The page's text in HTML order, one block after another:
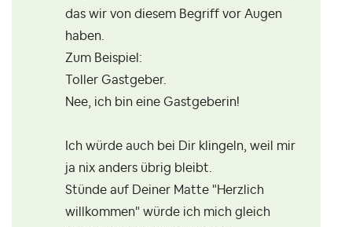
das wir von diesem Begriff vor Augen
haben.
Zum Beispiel:
Toller Gastgeber.
Nee, ich bin eine Gastgeberin!
Ich würde auch bei Dir klingeln, weil mir
ja nix anders übrig bleibt.
Stünde auf Deiner Matte "Herzlich
willkommen" würde ich mich gleich